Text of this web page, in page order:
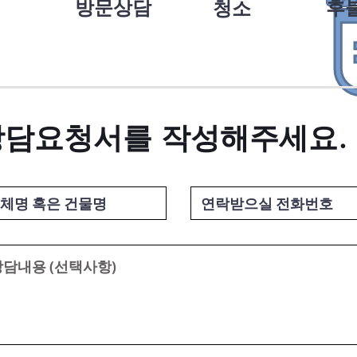
방문상담 청소 후
요청서를 작성해주세요.